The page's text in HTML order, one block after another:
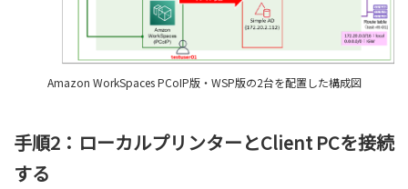
Amazon WorkSpaces PCoIP版・WSP版の2台を配置した構成図
手順2：ローカルプリンターとClient PCを接続
する